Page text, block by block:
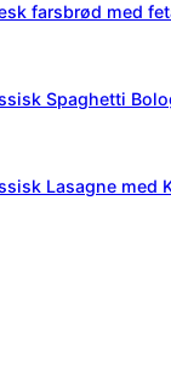
farsbrød med
Spaghetti
Lasagne med